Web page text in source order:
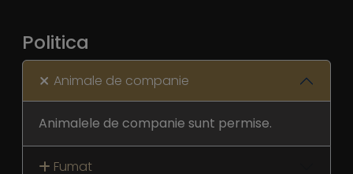
Politica
Animale de companie
Animalele de companie sunt permise.
Fumat